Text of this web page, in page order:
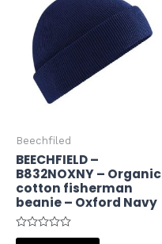
Beechfiled
BEECHFIELD –
B832NOXNY – Organic
cotton fisherman
beanie – Oxford Navy
Rated